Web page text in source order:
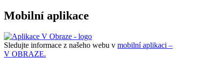
Mobilní aplikace
Sledujte informace z našeho webu v mobilní aplikaci –
V OBRAZE.